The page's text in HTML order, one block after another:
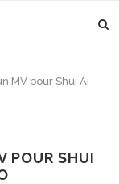
MV pour Shui Ai
POUR SHUI